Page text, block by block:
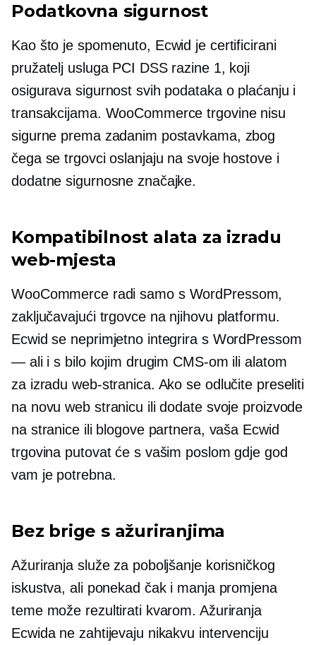
Podatkovna sigurnost
Kao što je spomenuto, Ecwid je certificirani
pružatelj usluga PCI DSS razine 1, koji
osigurava sigurnost svih podataka o plaćanju i
transakcijama. WooCommerce trgovine nisu
sigurne prema zadanim postavkama, zbog
čega se trgovci oslanjaju na svoje hostove i
dodatne sigurnosne značajke.
Kompatibilnost alata za izradu
web-mjesta
WooCommerce radi samo s WordPressom,
zaključavajući trgovce na njihovu platformu.
Ecwid se neprimjetno integrira s WordPressom
— ali i s bilo kojim drugim CMS-om ili alatom
za izradu web-stranica. Ako se odlučite preseliti
na novu web stranicu ili dodate svoje proizvode
na stranice ili blogove partnera, vaša Ecwid
trgovina putovat će s vašim poslom gdje god
vam je potrebna.
Bez brige s ažuriranjima
Ažuriranja služe za poboljšanje korisničkog
iskustva, ali ponekad čak i manja promjena
teme može rezultirati kvarom. Ažuriranja
Ecwida ne zahtijevaju nikakvu intervenciju